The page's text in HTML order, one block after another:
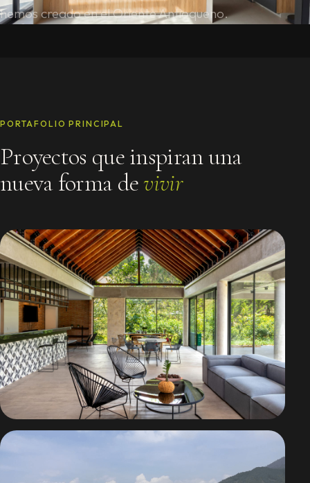
hemos creado en el Oriente Antioqueno.
PORTAFOLIO PRINCIPAL
Proyectos que inspiran una
nueva forma devivir